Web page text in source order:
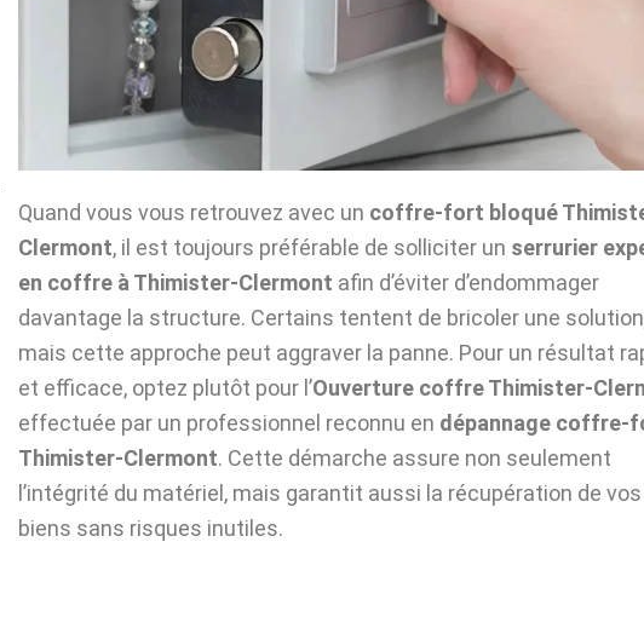
Quand vous vous retrouvez avec un coffre-fort bloqué
Clermont, il est toujours préférable de solliciter un serrurier
en coffre à Thimister-Clermont afin d’éviter d’endommager
davantage la structure. Certains tentent de bricoler une
mais cette approche peut aggraver la panne. Pour un résultat
et efficace, optez plutôt pour l’Ouverture coffre Thimister-
effectuée par un professionnel reconnu en dépannage coffre-
Thimister-Clermont. Cette démarche assure non seulement
l’intégrité du matériel, mais garantit aussi la récupération de vos
biens sans risques inutiles.